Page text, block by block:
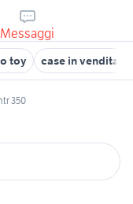
Messaggi
toy case in vendita
350